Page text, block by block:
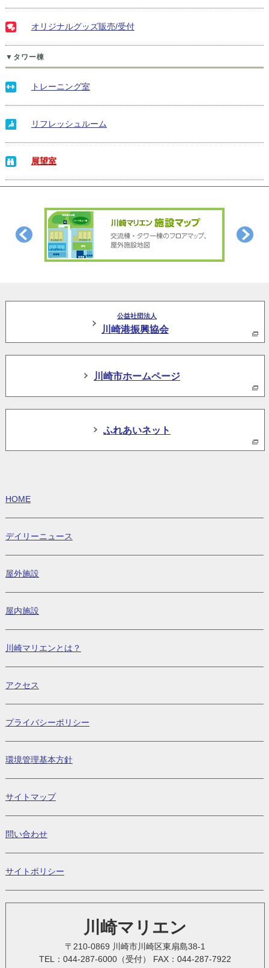
オリジナルグッズ販売/受付
▼タワー棟
トレーニング室
リフレッシュルーム
展望室
公益社団法人
川崎港振興協会
川崎市ホームページ
ふれあいネット
HOME
デイリーニュース
屋外施設
屋内施設
川崎マリエンとは？
アクセス
プライバシーポリシー
環境管理基本方針
サイトマップ
問い合わせ
サイトポリシー
川崎マリエン
〒210-0869 川崎市川崎区東扇島38-1
TEL：044-287-6000（受付） FAX：044-287-7922